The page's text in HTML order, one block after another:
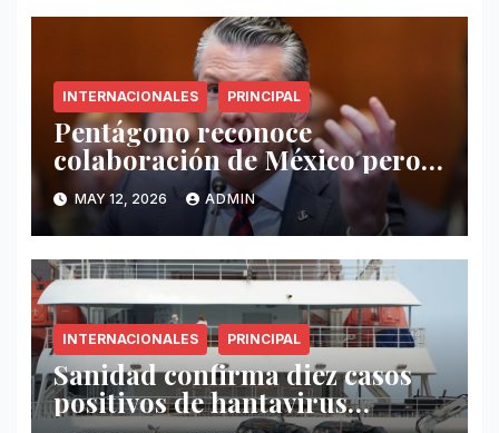
INTERNACIONALES PRINCIPAL
Pentágono reconoce
colaboración de México pero
exige mayor operatividad
antidrogas
MAY 12, 2026 ADMIN
INTERNACIONALES PRINCIPAL
Sanidad confirma diez casos
positivos de hantavirus